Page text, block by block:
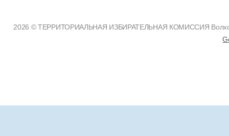
2026 © ТЕРРИТОРИАЛЬНАЯ ИЗБИРАТЕЛЬНАЯ КОМИССИЯ